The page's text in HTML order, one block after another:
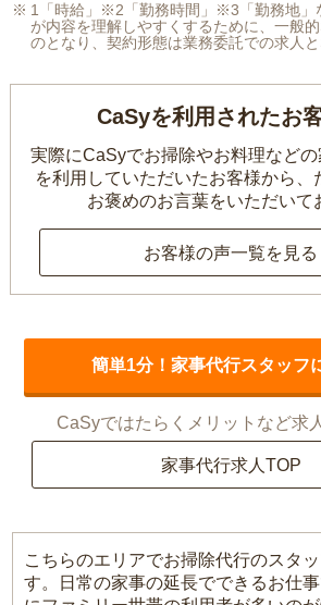
1「時給」※2「勤務時間」※3「勤務地」
が内容を理解しやすくするために、一般
のとなり、契約形態は業務委託での求人と
CaSyを利用されたお
実際にCaSyでお掃除やお料理など
を利用していただいたお客様から、
お褒めのお言葉をいただいて
お客様の声一覧を見る
簡単1分！家事代行スタッフ
CaSyではたらくメリットなど求
家事代行求人TOP
こちらのエリアでお掃除代行のスタ
す。日常の家事の延長でできるお仕